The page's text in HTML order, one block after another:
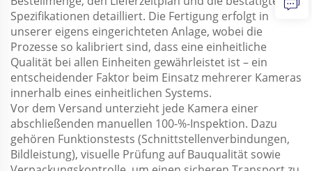
Spezifikationen detailliert. Die Fertigung erfolgt in
unserer eigens eingerichteten Anlage, wobei die
Prozesse so kalibriert sind, dass eine einheitliche
Qualität bei allen Einheiten gewährleistet ist – ein
entscheidender Faktor beim Einsatz mehrerer Kameras
innerhalb eines einheitlichen Systems.
Vor dem Versand unterzieht jede Kamera einer
abschließenden manuellen 100-%-Inspektion. Dazu
gehören Funktionstests (Schnittstellenverbindungen,
Bildleistung), visuelle Prüfung auf Bauqualität sowie